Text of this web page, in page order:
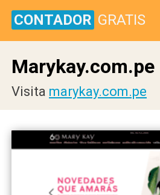
CONTADOR GRATIS
Marykay.com.pe
Visita marykay.com.pe